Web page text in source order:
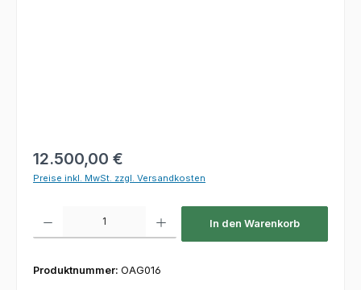
Regulärer Preis:
12.500,00 €
Preise inkl. MwSt. zzgl. Versandkosten
In den Warenkorb
Produktnummer: OAG016